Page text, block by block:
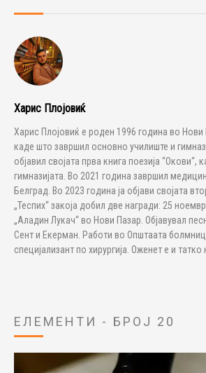
Харис Плојовиќ
Харис Плојовиќ е роден 1996 година во Нови
каде што завршил основно училиште и
објавил својата прва книга поезија “Окови“,
гимназијата. Во 2021 година завршил
Белград. Во 2023 година ја објави својата
„Теспих“ закоја добил две награди: 25
„Аладин Лукач“ во Нови Пазар. Објавувал
Сент и Екерман. Работи во Општаата
специјализант по хирургија. Оженет е и татко
ЕЛЕМЕНТИ - БРОЈ 20